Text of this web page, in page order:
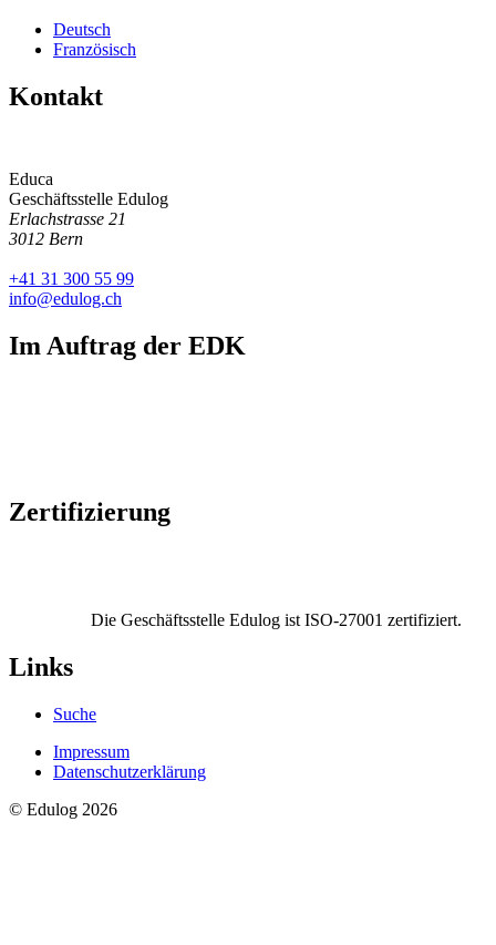
Deutsch
Französisch
Kontakt
Educa
Geschäftsstelle Edulog
Erlachstrasse 21
3012 Bern
+41 31 300 55 99
info@edulog.ch
Im Auftrag der EDK
Zertifizierung
Die Geschäftsstelle Edulog ist ISO-27001 zertifiziert.
Links
Suche
Impressum
Datenschutzerklärung
© Edulog 2026